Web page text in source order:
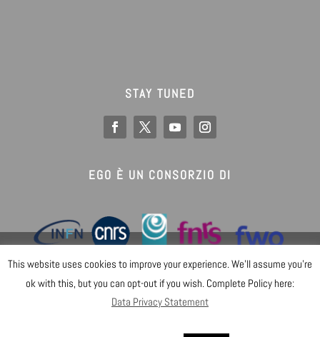
STAY TUNED
EGO È UN CONSORZIO DI
Data Privacy Statement
Sicurezza
Gender Equality Plan
Mappa del sito
Accedi
This website uses cookies to improve your experience. We'll assume you're
ok with this, but you can opt-out if you wish. Complete Policy here:
Data Privacy Statement